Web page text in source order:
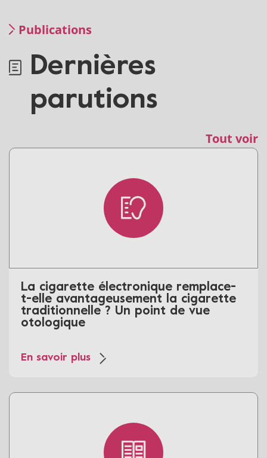
Publications
Dernières
parutions
Tout voir
La cigarette électronique remplace-
t-elle avantageusement la cigarette
traditionnelle ? Un point de vue
otologique
En savoir plus